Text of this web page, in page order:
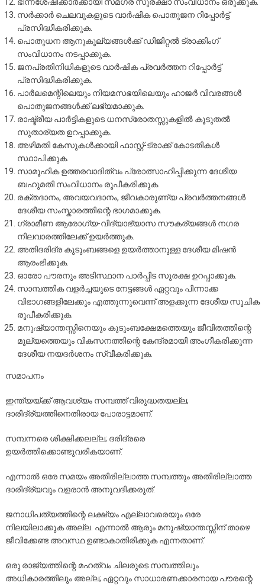
ഭിന്നശേഷിക്കാർക്കായി സമഗ്ര സുരക്ഷാ സംവിധാനം ഒരുക്കുക.
സർക്കാർ ചെലവുകളുടെ വാർഷിക പൊതുജന റിപ്പോർട്ട്
പ്രസിദ്ധീകരിക്കുക.
പൊതുധന ആനുകൂല്യങ്ങൾക്ക് ഡിജിറ്റൽ ട്രാക്കിംഗ്
സംവിധാനം നടപ്പാക്കുക.
ജനപ്രതിനിധികളുടെ വാർഷിക പ്രവർത്തന റിപ്പോർട്ട്
പ്രസിദ്ധീകരിക്കുക.
പാർലമെന്റിലെയും നിയമസഭയിലെയും ഹാജർ വിവരങ്ങൾ
പൊതുജനങ്ങൾക്ക് ലഭ്യമാക്കുക.
രാഷ്ട്രീയ പാർട്ടികളുടെ ധനസ്രോതസ്സുകളിൽ കൂടുതൽ
സുതാര്യത ഉറപ്പാക്കുക.
അഴിമതി കേസുകൾക്കായി ഫാസ്റ്റ്-ട്രാക്ക് കോടതികൾ
സ്ഥാപിക്കുക.
സാമൂഹിക ഉത്തരവാദിത്വം പ്രോത്സാഹിപ്പിക്കുന്ന ദേശീയ
ബഹുമതി സംവിധാനം രൂപീകരിക്കുക.
രക്തദാനം, അവയവദാനം, ജീവകാരുണ്യ പ്രവർത്തനങ്ങൾ
ദേശീയ സംസ്കാരത്തിന്റെ ഭാഗമാക്കുക.
ഗ്രാമീണ ആരോഗ്യ-വിദ്യാഭ്യാസ സൗകര്യങ്ങൾ നഗര
നിലവാരത്തിലേക്ക് ഉയർത്തുക.
അതിദരിദ്ര കുടുംബങ്ങളെ ഉയർത്താനുള്ള ദേശീയ മിഷൻ
ആരംഭിക്കുക.
ഓരോ പൗരനും അടിസ്ഥാന പാർപ്പിട സുരക്ഷ ഉറപ്പാക്കുക.
സാമ്പത്തിക വളർച്ചയുടെ നേട്ടങ്ങൾ ഏറ്റവും പിന്നാക്ക
വിഭാഗങ്ങളിലേക്കും എത്തുന്നുവെന്ന് അളക്കുന്ന ദേശീയ സൂചിക
രൂപീകരിക്കുക.
മനുഷ്യാന്തസ്സിനെയും കുടുംബക്ഷേമത്തെയും ജീവിതത്തിന്റെ
മൂല്യത്തെയും വികസനത്തിന്റെ കേന്ദ്രമായി അംഗീകരിക്കുന്ന
ദേശീയ നയദർശനം സ്വീകരിക്കുക.
സമാപനം
ഇന്ത്യയ്ക്ക് ആവശ്യം സമ്പത്ത് വിരുദ്ധതയല്ല;
ദാരിദ്ര്യത്തിനെതിരായ പോരാട്ടമാണ്.
സമ്പന്നരെ ശിക്ഷിക്കലല്ല; ദരിദ്രരെ
ഉയർത്തിക്കൊണ്ടുവരികയാണ്.
എന്നാൽ ഒരേ സമയം അതിരില്ലാത്ത സമ്പത്തും അതിരില്ലാത്ത
ദാരിദ്ര്യവും വളരാൻ അനുവദിക്കരുത്.
ജനാധിപത്യത്തിന്റെ ലക്ഷ്യം എല്ലാവരെയും ഒരേ
നിലയിലാക്കുക അല്ല. എന്നാൽ ആരും മനുഷ്യാന്തസ്സിന് താഴെ
ജീവിക്കേണ്ട അവസ്ഥ ഉണ്ടാകാതിരിക്കുക എന്നതാണ്.
ഒരു രാജ്യത്തിന്റെ മഹത്വം ചിലരുടെ സമ്പത്തിലും
അധികാരത്തിലും അല്ല; ഏറ്റവും സാധാരണക്കാരനായ പൗരന്റെ